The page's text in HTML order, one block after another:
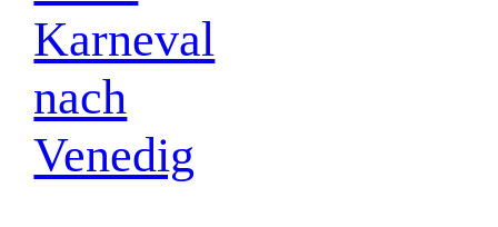
Karneval
nach
Venedig